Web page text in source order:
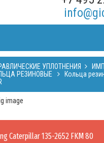
УПЛОТНЕНИЯ
РЕЗИНОВЫЕ
Кольца
Caterpillar 135-2652 FKM 80